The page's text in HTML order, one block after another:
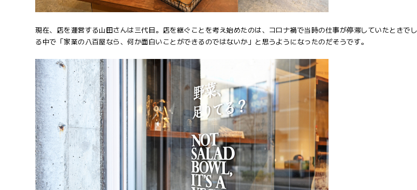
現在、店を運営する山田さんは三代目。店を継ぐことを考え始めたのは、コロナ禍で当時の仕事が停滞していたときで
る中で「家業の八百屋なら、何か面白いことができるのではないか」と思うようになったのだそうです。